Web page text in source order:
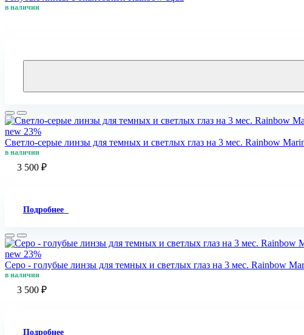
в наличии
new 23%
Светло-серые линзы для темных и светлых глаз на 3 мес. Rainbow
в наличии
3 500 ₽
Подробнее
new 23%
Серо - голубые линзы для темных и светлых глаз на 3 мес. Rainbow
в наличии
3 500 ₽
Подробнее